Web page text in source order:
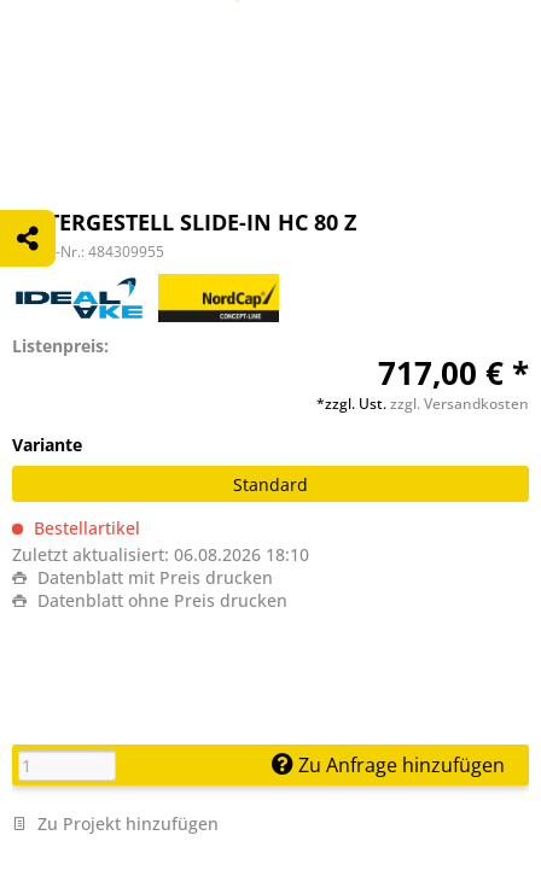
UNTERGESTELL SLIDE-IN HC 80 Z
Artikel-Nr.: 484309955
Listenpreis:
717,00 € *
*zzgl. Ust.zzgl. Versandkosten
Variante
Standard
Bestellartikel
Zuletzt aktualisiert: 06.08.2026 18:10
Datenblatt mit Preis drucken
Datenblatt ohne Preis drucken
Zu Anfrage hinzufügen
Zu Projekt hinzufügen